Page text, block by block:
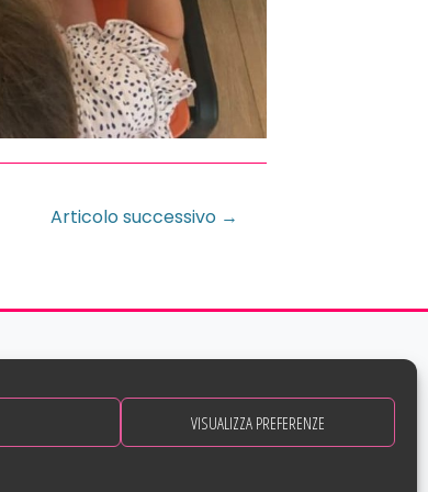
VISUALIZZA PREFERENZE
Articolo successivo →